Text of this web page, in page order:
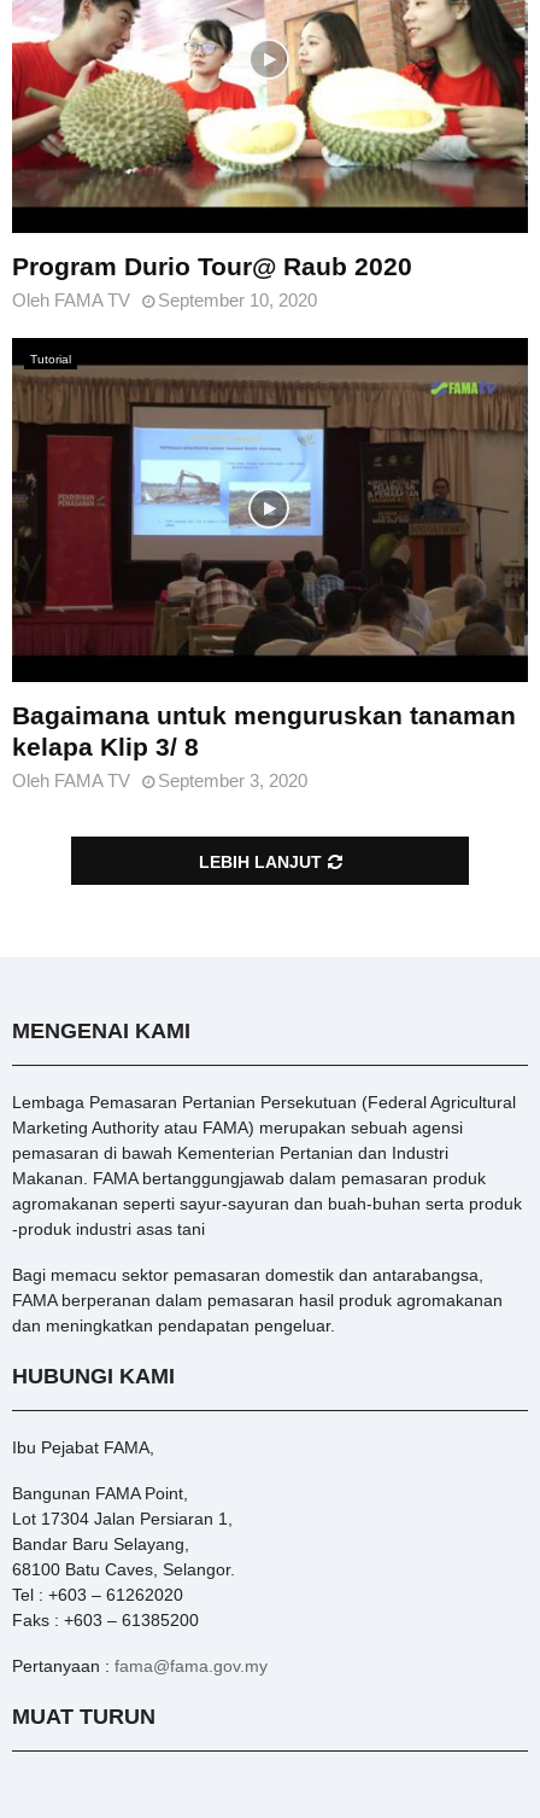
Program Durio Tour@ Raub 2020
Oleh FAMA TV September 10, 2020
Tutorial
Bagaimana untuk menguruskan tanaman
kelapa Klip 3/ 8
Oleh FAMA TV September 3, 2020
LEBIH LANJUT
MENGENAI KAMI
Lembaga Pemasaran Pertanian Persekutuan (Federal Agricultural
Marketing Authority atau FAMA) merupakan sebuah agensi
pemasaran di bawah Kementerian Pertanian dan Industri
Makanan. FAMA bertanggungjawab dalam pemasaran produk
agromakanan seperti sayur-sayuran dan buah-buhan serta produk
-produk industri asas tani
Bagi memacu sektor pemasaran domestik dan antarabangsa,
FAMA berperanan dalam pemasaran hasil produk agromakanan
dan meningkatkan pendapatan pengeluar.
HUBUNGI KAMI
Ibu Pejabat FAMA,
Bangunan FAMA Point,
Lot 17304 Jalan Persiaran 1,
Bandar Baru Selayang,
68100 Batu Caves, Selangor.
Tel : +603 – 61262020
Faks : +603 – 61385200
Pertanyaan : fama@fama.gov.my
MUAT TURUN